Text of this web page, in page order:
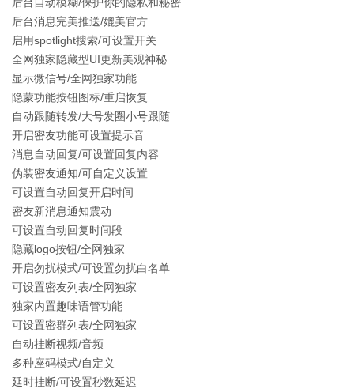
后台消息完美推送/媲美官方
启用spotlight搜索/可设置开关
全网独家隐藏型UI更新美观神秘
显示微信号/全网独家功能
隐蒙功能按钮图标/重启恢复
自动跟随转发/大号发圈小号跟随
开启密友功能可设置提示音
消息自动回复/可设置回复内容
伪装密友通知/可自定义设置
可设置自动回复开启时间
密友新消息通知震动
可设置自动回复时间段
隐藏logo按钮/全网独家
开启勿扰模式/可设置勿扰白名单
可设置密友列表/全网独家
独家内置趣味语管功能
可设置密群列表/全网独家
自动挂断视频/音频
多种座码模式/自定义
延时挂断/可设置秒数延迟